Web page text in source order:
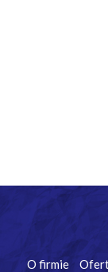
O firmie